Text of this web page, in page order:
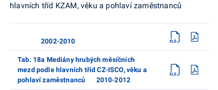
hlavních tříd KZAM, věku a pohlaví zaměstnanců
2002-2010
Tab. 18a Mediány hrubých měsíčních
mezd podle hlavních tříd CZ-ISCO, věku a
pohlaví zaměstnanců 2010-2012